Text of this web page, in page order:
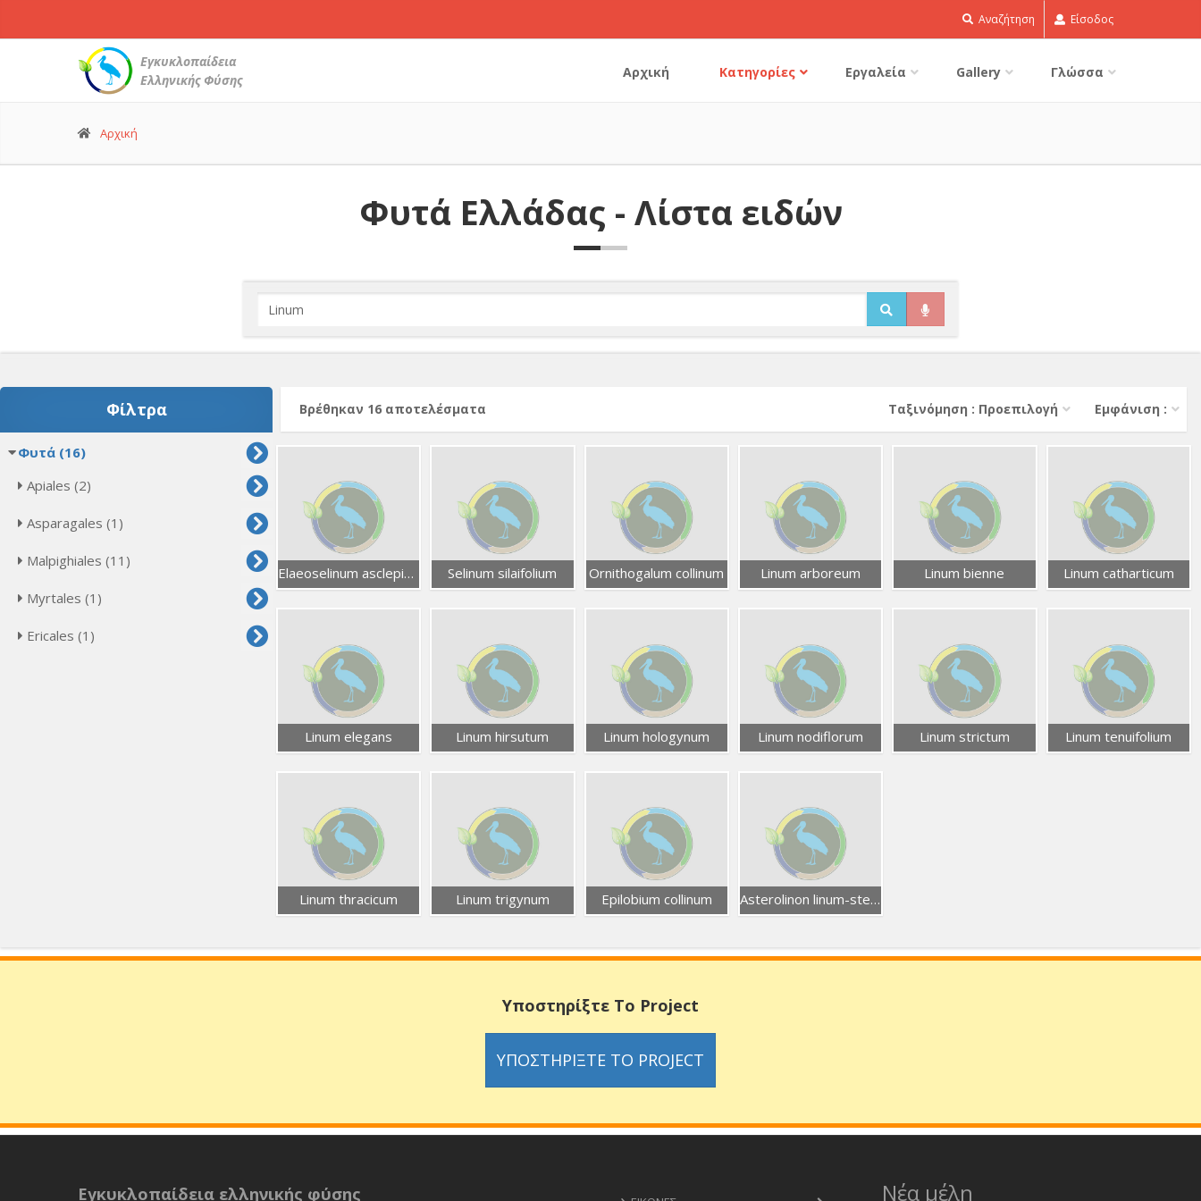
Αναζήτηση Είσοδος
Εγκυκλοπαίδεια
Ελληνικής Φύσης
Αρχική Κατηγορίες Εργαλεία Gallery Γλώσσα
Αρχική
Φυτά Ελλάδας - Λίστα ειδών
Φίλτρα
Φυτά (16)
Apiales (2)
Asparagales (1)
Malpighiales (11)
Myrtales (1)
Ericales (1)
Βρέθηκαν 16 αποτελέσματα Εμφάνιση :
Тαξινόμηση : Προεπιλογή
Elaeoselinum asclepium Selinum silaifolium Ornithogalum collinum Linum arboreum Linum bienne Linum catharticum
Linum elegans Linum hirsutum Linum hologynum Linum nodiflorum Linum strictum Linum tenuifolium
Linum thracicum Linum trigynum Epilobium collinum Asterolinon linum-stellatum
Υποστηρίξτε Το Project
ΥΠΟΣΤΗΡΊΞΤΕ ΤΟ PROJECT
Εγκυκλοπαίδεια ελληνικής φύσης Νέα μέλη